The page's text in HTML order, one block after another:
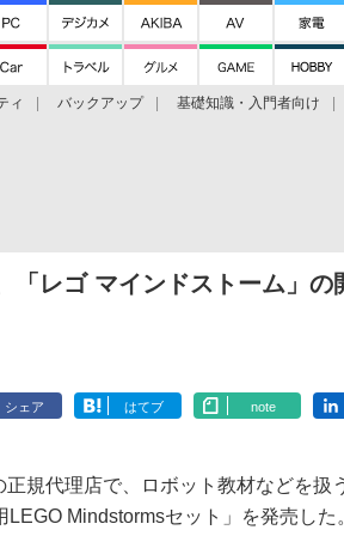
ィ バックアップ 基礎知識・入門者向け
「レゴ マインドストーム」の
シェア はてブ note
規代理店で、ロボット教材などを扱
LEGO Mindstormsセット」を発売した